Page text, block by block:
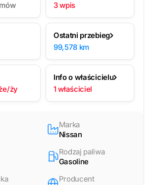
3 wpis
Ostatni przebieg
99,578 km
ży
Info o właścicielu
1 właściciel
Marka
Nissan
Rodzaj paliwa
Gasoline
Producent